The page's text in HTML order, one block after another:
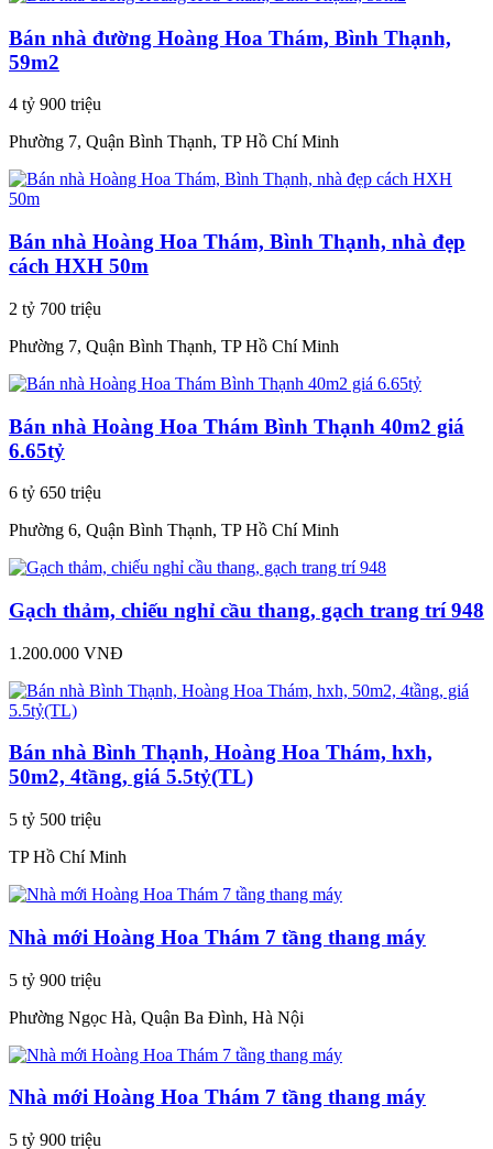
Bán nhà đường Hoàng Hoa Thám, Bình Thạnh,
59m2
4 tỷ 900 triệu
Phường 7, Quận Bình Thạnh, TP Hồ Chí Minh
Bán nhà Hoàng Hoa Thám, Bình Thạnh, nhà đẹp
cách HXH 50m
2 tỷ 700 triệu
Phường 7, Quận Bình Thạnh, TP Hồ Chí Minh
Bán nhà Hoàng Hoa Thám Bình Thạnh 40m2 giá
6.65tỷ
6 tỷ 650 triệu
Phường 6, Quận Bình Thạnh, TP Hồ Chí Minh
Gạch thảm, chiếu nghỉ cầu thang, gạch trang trí 948
1.200.000 VNĐ
Bán nhà Bình Thạnh, Hoàng Hoa Thám, hxh,
50m2, 4tầng, giá 5.5tỷ(TL)
5 tỷ 500 triệu
TP Hồ Chí Minh
Nhà mới Hoàng Hoa Thám 7 tầng thang máy
5 tỷ 900 triệu
Phường Ngọc Hà, Quận Ba Đình, Hà Nội
Nhà mới Hoàng Hoa Thám 7 tầng thang máy
5 tỷ 900 triệu